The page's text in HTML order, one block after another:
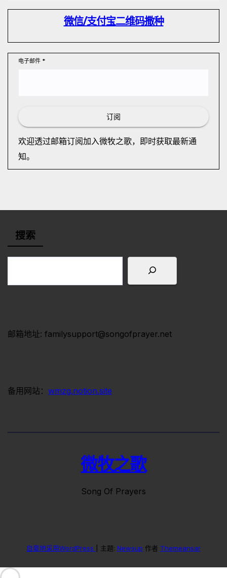
微信/支付宝二维码撒种
电子邮件 *
订阅
欢迎透过邮箱订阅加入微牧之歌，即时获取最新通
知。
搜索
邮箱地址: familysupport@songofprayer.net
备用网站： wmzg.notion.site
微牧之歌
Song Of Prayers
自豪地采用WordPress 主题: Newsup 作者 Themeansar